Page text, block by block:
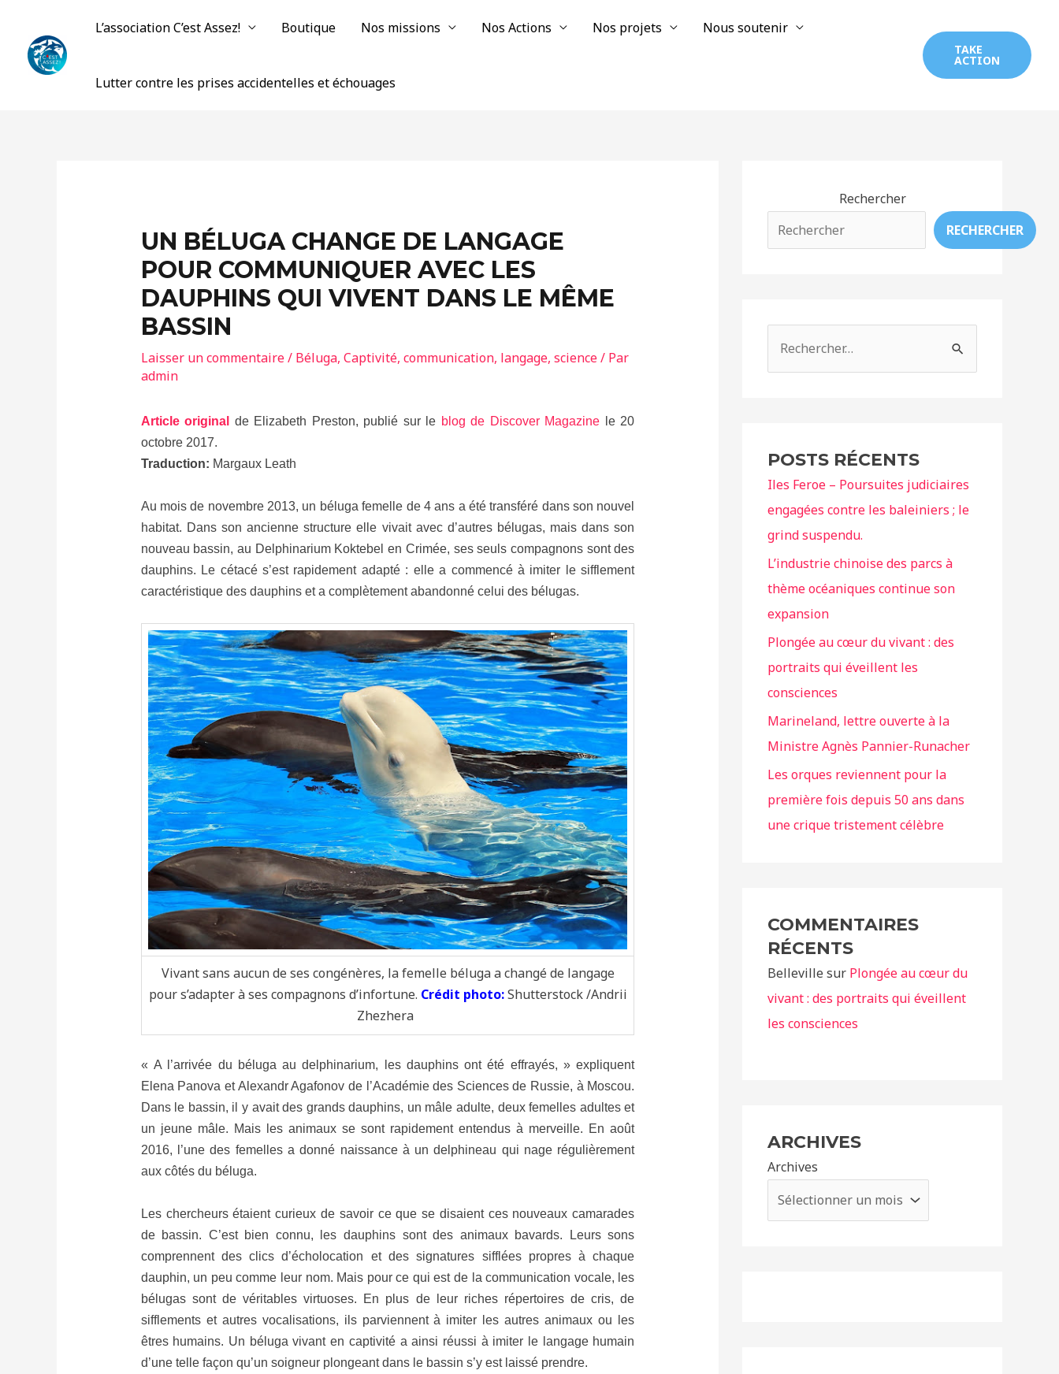
contenu
L’association C’est Assez! Boutique Nos missions Nos Actions Nos projets Nous soutenir
Lutter contre les prises accidentelles et échouages
TAKE
ACTION
UN BÉLUGA CHANGE DE LANGAGE
POUR COMMUNIQUER AVEC LES
DAUPHINS QUI VIVENT DANS LE MÊME
BASSIN
Laisser un commentaire/ Béluga, Captivité, communication, langage, science/ Par
admin
Article original de Elizabeth Preston, publié sur le blog de Discover Magazine le 20
octobre 2017.
Traduction: Margaux Leath
Au mois de novembre 2013, un béluga femelle de 4 ans a été transféré dans son nouvel
habitat. Dans son ancienne structure elle vivait avec d’autres bélugas, mais dans son
nouveau bassin, au Delphinarium Koktebel en Crimée, ses seuls compagnons sont des
dauphins. Le cétacé s’est rapidement adapté : elle a commencé à imiter le sifflement
caractéristique des dauphins et a complètement abandonné celui des bélugas.
Vivant sans aucun de ses congénères, la femelle béluga a changé de langage
pour s’adapter à ses compagnons d’infortune. Crédit photo:Shutterstock /Andrii
Zhezhera
« A l’arrivée du béluga au delphinarium, les dauphins ont été effrayés, » expliquent
Elena Panova et Alexandr Agafonov de l’Académie des Sciences de Russie, à Moscou.
Dans le bassin, il y avait des grands dauphins, un mâle adulte, deux femelles adultes et
un jeune mâle. Mais les animaux se sont rapidement entendus à merveille. En août
2016, l’une des femelles a donné naissance à un delphineau qui nage régulièrement
aux côtés du béluga.
Les chercheurs étaient curieux de savoir ce que se disaient ces nouveaux camarades
de bassin. C’est bien connu, les dauphins sont des animaux bavards. Leurs sons
comprennent des clics d’écholocation et des signatures sifflées propres à chaque
dauphin, un peu comme leur nom. Mais pour ce qui est de la communication vocale, les
bélugas sont de véritables virtuoses. En plus de leur riches répertoires de cris, de
sifflements et autres vocalisations, ils parviennent à imiter les autres animaux ou les
êtres humains. Un béluga vivant en captivité a ainsi réussi à imiter le langage humain
d’une telle façon qu’un soigneur plongeant dans le bassin s’y est laissé prendre.
Rechercher
RECHERCHER
r
c
h
e
r
:
POSTS RÉCENTS
Iles Feroe – Poursuites judiciaires
engagées contre les baleiniers ; le
grind suspendu.
L’industrie chinoise des parcs à
thème océaniques continue son
expansion
Plongée au cœur du vivant : des
portraits qui éveillent les
consciences
Marineland, lettre ouverte à la
Ministre Agnès Pannier-Runacher
Les orques reviennent pour la
première fois depuis 50 ans dans
une crique tristement célèbre
COMMENTAIRES
RÉCENTS
Belleville sur Plongée au cœur du
vivant : des portraits qui éveillent
les consciences
ARCHIVES
Archives